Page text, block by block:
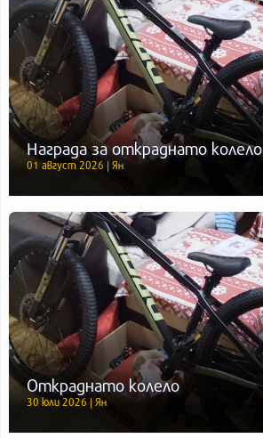
Награда за откраднато колело
01 август 2026 | Ян
Откраднато колело
30 юли 2026 | Ян